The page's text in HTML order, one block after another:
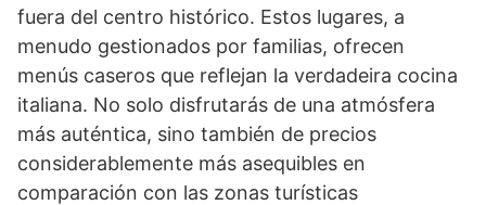
fuera del centro histórico. Estos lugares, a
menudo gestionados por familias, ofrecen
menús caseros que reflejan la verdadeira cocina
italiana. No solo disfrutarás de una atmósfera
más auténtica, sino también de precios
considerablemente más asequibles en
comparación con las zonas turísticas